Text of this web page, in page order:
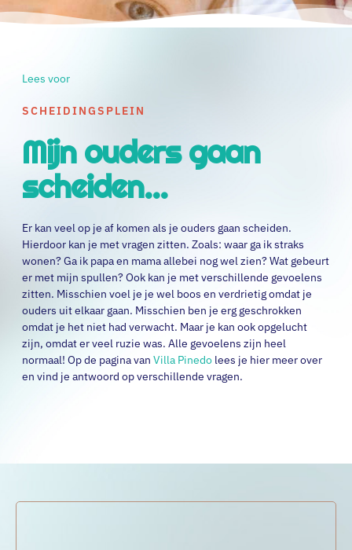
Lees voor
SCHEIDINGSPLEIN
Mijn ouders gaan
scheiden...
Er kan veel op je af komen als je ouders gaan scheiden.
Hierdoor kan je met vragen zitten. Zoals: waar ga ik straks
wonen? Ga ik papa en mama allebei nog wel zien? Wat gebeurt
er met mijn spullen? Ook kan je met verschillende gevoelens
zitten. Misschien voel je je wel boos en verdrietig omdat je
ouders uit elkaar gaan. Misschien ben je erg geschrokken
omdat je het niet had verwacht. Maar je kan ook opgelucht
zijn, omdat er veel ruzie was. Alle gevoelens zijn heel
normaal! Op de pagina van Villa Pinedo lees je hier meer over
en vind je antwoord op verschillende vragen.